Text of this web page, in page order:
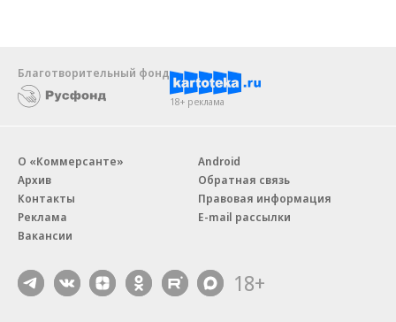
Благотворительный фонд
18+ реклама
О «Коммерсанте»
Архив
Контакты
Реклама
Вакансии
Android
Обратная связь
Правовая информация
E-mail рассылки
18+